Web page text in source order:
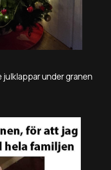
julklappar under granen